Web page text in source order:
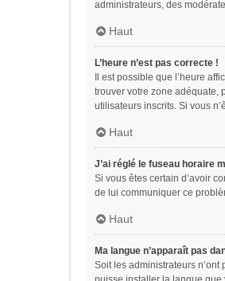
administrateurs, des
Haut
L’heure n’est pas correcte !
Il est possible que l’heure
trouver votre zone adéquate,
utilisateurs inscrits. Si vous
Haut
J’ai réglé le fuseau horaire
Si vous êtes certain d’avoir
de lui communiquer ce
Haut
Ma langue n’apparaît pas
Soit les administrateurs n’ont